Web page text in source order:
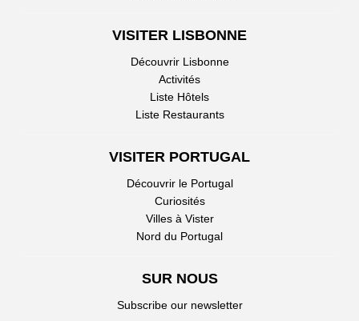
VISITER LISBONNE
Découvrir Lisbonne
Activités
Liste Hôtels
Liste Restaurants
VISITER PORTUGAL
Découvrir le Portugal
Curiosités
Villes à Vister
Nord du Portugal
SUR NOUS
Subscribe our newsletter